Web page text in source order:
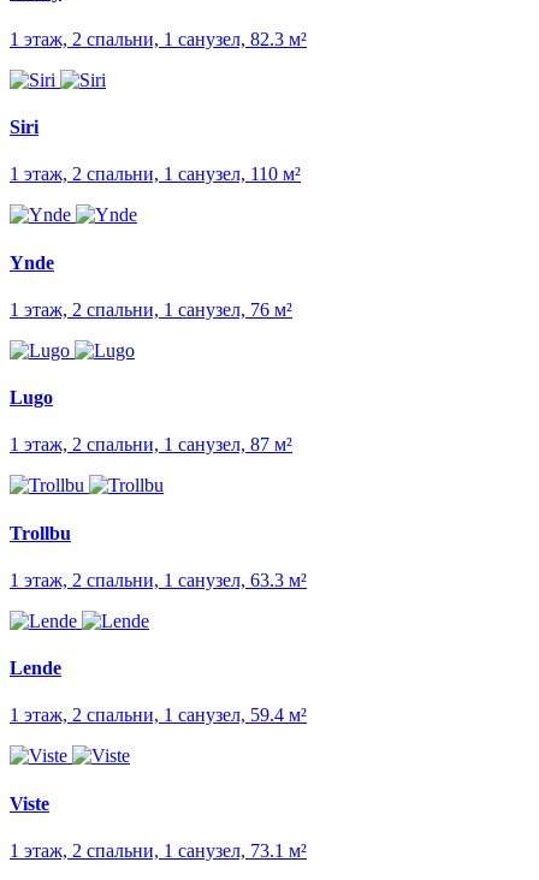
1 этаж, 2 спальни, 1 санузел, 82.3 м²
Siri
1 этаж, 2 спальни, 1 санузел, 110 м²
Ynde
1 этаж, 2 спальни, 1 санузел, 76 м²
Lugo
1 этаж, 2 спальни, 1 санузел, 87 м²
Trollbu
1 этаж, 2 спальни, 1 санузел, 63.3 м²
Lende
1 этаж, 2 спальни, 1 санузел, 59.4 м²
Viste
1 этаж, 2 спальни, 1 санузел, 73.1 м²